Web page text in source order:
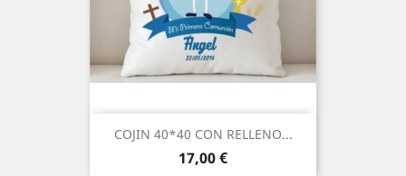
COJIN 40*40 CON RELLENO...
Precio
17,00 €